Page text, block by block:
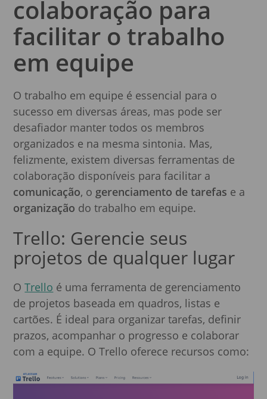
colaboração para
facilitar o trabalho
em equipe
O trabalho em equipe é essencial para o
sucesso em diversas áreas, mas pode ser
desafiador manter todos os membros
organizados e na mesma sintonia. Mas,
felizmente, existem diversas ferramentas de
colaboração disponíveis para facilitar a
comunicação, o gerenciamento de tarefas e a
organização do trabalho em equipe.
Trello: Gerencie seus
projetos de qualquer lugar
OTrello é uma ferramenta de gerenciamento
de projetos baseada em quadros, listas e
cartões. É ideal para organizar tarefas, definir
prazos, acompanhar o progresso e colaborar
com a equipe. O Trello oferece recursos como: